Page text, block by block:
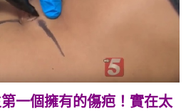
一個擁有的傷疤！實在太